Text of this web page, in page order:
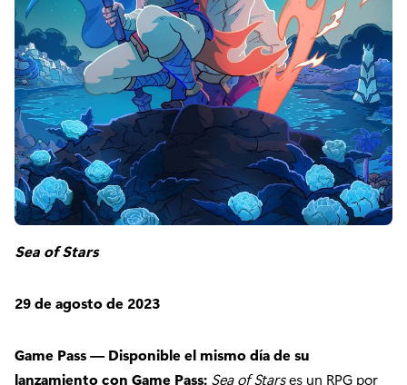
Sea of Stars
29 de agosto de 2023
Game Pass — Disponible el mismo día de su
lanzamiento con Game Pass: Sea of Starses un RPG por